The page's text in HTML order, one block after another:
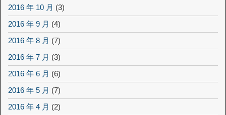
2016 年 10 月 (3)
2016 年 9 月 (4)
2016 年 8 月 (7)
2016 年 7 月 (3)
2016 年 6 月 (6)
2016 年 5 月 (7)
2016 年 4 月 (2)